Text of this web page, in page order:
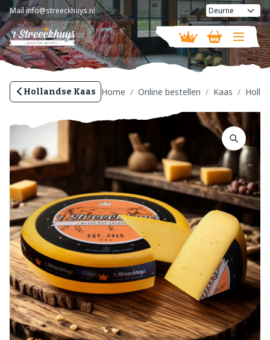
Mailinfo@streeckhuys.nl
Vandaag gesloten
Hollandse Kaas Home Online bestellen Kaas